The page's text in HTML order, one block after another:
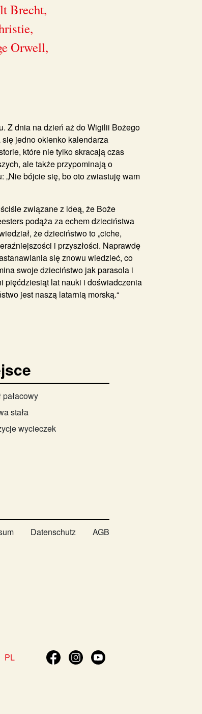
Brecht,
Orwell,
Z dnia na dzień aż do Wigilii Bożego
jedno okienko kalendarza
które nie tylko skracają czas
ale także przypominają o
„Nie bójcie się, bo oto zwiastuję wam
związane z ideą, że Boże
podąża za echem dzieciństwa
że dzieciństwo to „ciche,
i przyszłości. Naprawdę
się znowu wiedzieć, co
swoje dzieciństwo jak parasola i
pięćdziesiąt lat nauki i doświadczenia
jest naszą latarnią morską.“
pałacowy
stała
wycieczek
Datenschutz AGB
PL